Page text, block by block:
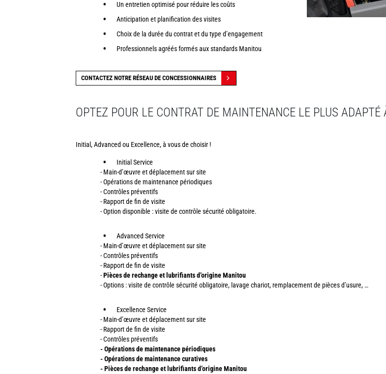
Un entretien optimisé pour réduire les coûts
Anticipation et planification des visites
Choix de la durée du contrat et du type d’engagement
Professionnels agréés formés aux standards Manitou
CONTACTEZ NOTRE RÉSEAU DE CONCESSIONNAIRES
OPTEZ POUR LE CONTRAT DE MAINTENANCE LE PLUS ADAPTÉ
Initial, Advanced ou Excellence, à vous de choisir !
Initial Service
- Main-d’œuvre et déplacement sur site
- Opérations de maintenance périodiques
- Contrôles préventifs
- Rapport de fin de visite
- Option disponible : visite de contrôle sécurité obligatoire.
Advanced Service
- Main-d’œuvre et déplacement sur site
- Contrôles préventifs
- Rapport de fin de visite
-Pièces de rechange et lubrifiants d’origine Manitou
- Options : visite de contrôle sécurité obligatoire, lavage chariot, remplacement de pièces d’usure, …
Excellence Service
- Main-d’œuvre et déplacement sur site
- Rapport de fin de visite
- Contrôles préventifs
- Opérations de maintenance périodiques
- Opérations de maintenance curatives
- Pièces de rechange et lubrifiants d’origine Manitou